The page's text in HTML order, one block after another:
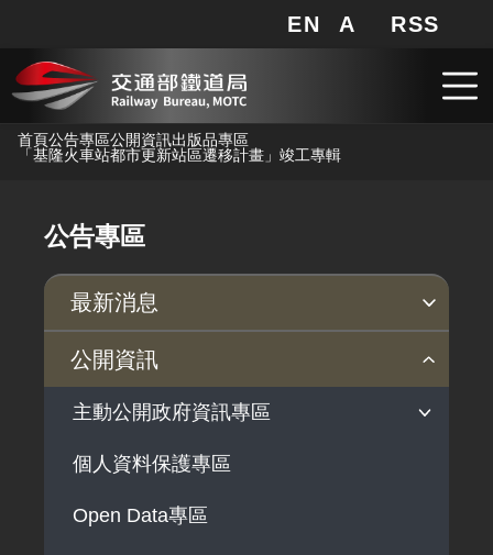
跳到主要內容
網站地圖
EN A 局長信箱
RSS
首頁公告專區公開資訊出版品專區
「基隆火車站都市更新站區遷移計畫」竣工專輯
公告專區
最新消息
新聞稿
公聽會
公告事項
公開資訊
主動公開政府資訊專區
法律及法規命令
解釋性規定及裁量基準
個人資料保護專區
Open Data專區